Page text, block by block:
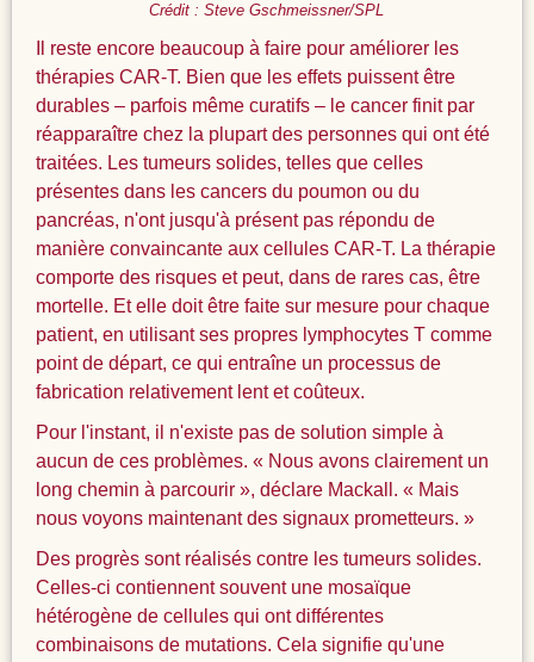
Crédit : Steve Gschmeissner/SPL
Il reste encore beaucoup à faire pour améliorer les
thérapies CAR-T. Bien que les effets puissent être
durables – parfois même curatifs – le cancer finit par
réapparaître chez la plupart des personnes qui ont été
traitées. Les tumeurs solides, telles que celles
présentes dans les cancers du poumon ou du
pancréas, n'ont jusqu'à présent pas répondu de
manière convaincante aux cellules CAR-T. La thérapie
comporte des risques et peut, dans de rares cas, être
mortelle. Et elle doit être faite sur mesure pour chaque
patient, en utilisant ses propres lymphocytes T comme
point de départ, ce qui entraîne un processus de
fabrication relativement lent et coûteux.
Pour l'instant, il n'existe pas de solution simple à
aucun de ces problèmes. « Nous avons clairement un
long chemin à parcourir », déclare Mackall. « Mais
nous voyons maintenant des signaux prometteurs. »
Des progrès sont réalisés contre les tumeurs solides.
Celles-ci contiennent souvent une mosaïque
hétérogène de cellules qui ont différentes
combinaisons de mutations. Cela signifie qu'une